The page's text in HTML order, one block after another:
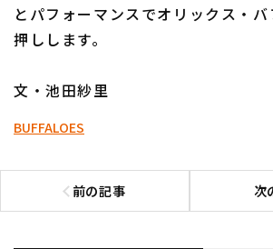
とパフォーマンスでオリックス・
押しします。
文・池田紗里
BUFFALOES
前の記事
前の記事へ 次